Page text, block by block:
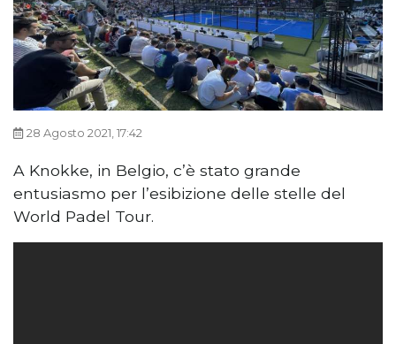
28 Agosto 2021, 17:42
A Knokke, in Belgio, c’è stato grande
entusiasmo per l’esibizione delle stelle del
World Padel Tour.